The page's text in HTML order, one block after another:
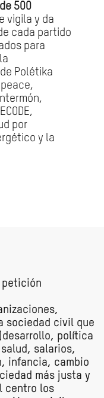
500
vigila y da
cada partido
para
Polétika
por
y la
petición
sociedad civil que
política
salarios,
infancia, cambio
más justa y
centro los